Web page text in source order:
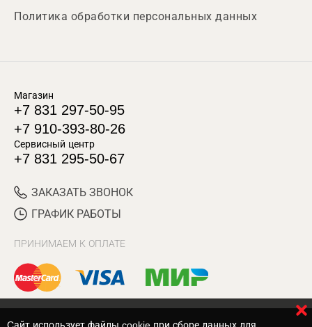
Политика обработки персональных данных
Магазин
+7 831 297-50-95
+7 910-393-80-26
Сервисный центр
+7 831 295-50-67
ЗАКАЗАТЬ ЗВОНОК
ГРАФИК РАБОТЫ
ПРИНИМАЕМ К ОПЛАТЕ